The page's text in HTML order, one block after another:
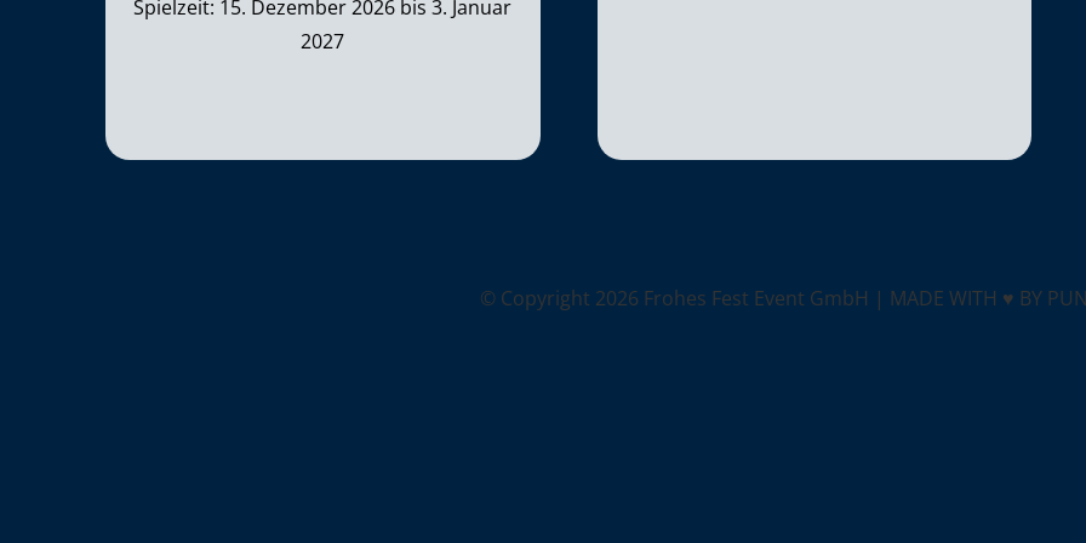
Spielzeit: 15. Dezember 2026 bis 3. Januar
2027
© Copyright 2026 Frohes Fest Event GmbH | MADE WITH ♥ BY